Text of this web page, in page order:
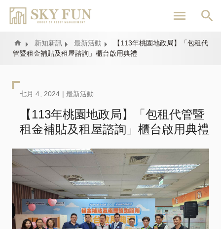
內
容
Home 新知新訊 最新活動
【113年桃園地政局】「包租代
管暨租金補貼及租屋諮詢」櫃台啟用典禮
七月 4, 2024 | 最新活動
【113年桃園地政局】「包租代管暨
租金補貼及租屋諮詢」櫃台啟用典禮